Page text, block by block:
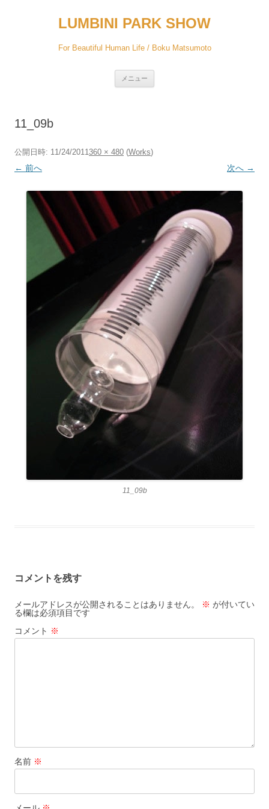
LUMBINI PARK SHOW
For Beautiful Human Life / Boku Matsumoto
メニュー
11_09b
公開日時: 11/24/2011360 × 480 (Works)
← 前へ 次へ →
11_09b
コメントを残す
メールアドレスが公開されることはありません。 ※ が付いてい
る欄は必須項目です
コメント ※
名前 ※